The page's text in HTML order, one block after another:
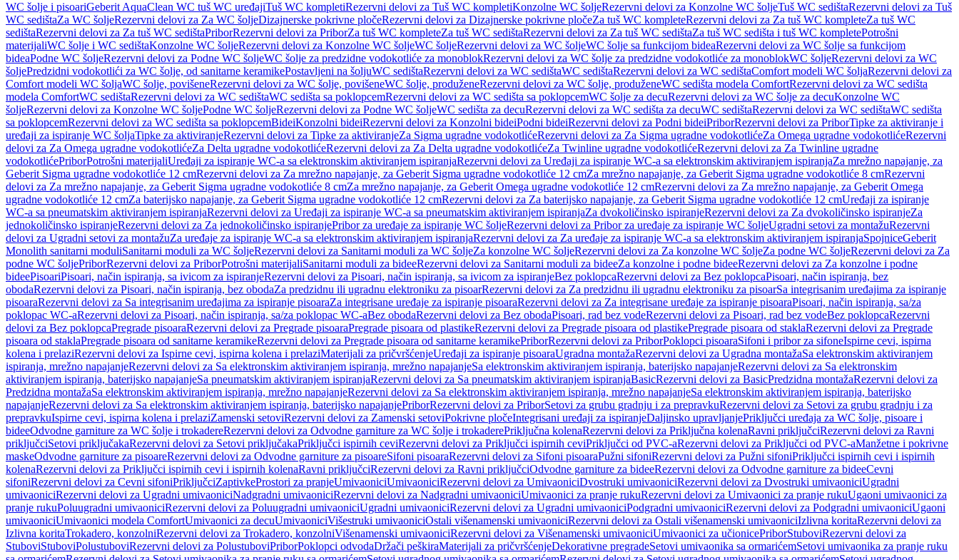
WC šolje i pisoariGeberit AquaClean WC tuš WC uređajiTuš WC kompletiRezervni delovi za Tuš WC kompletiKonzolne WC šoljeRezervni delovi za Konzolne WC šoljeTuš WC sedištaRezervni delovi za Tuš
WC sedištaZa WC šoljeRezervni delovi za Za WC šoljeDizajnerske pokrivne pločeRezervni delovi za Dizajnerske pokrivne pločeZa tuš WC kompleteRezervni delovi za Za tuš WC kompleteZa tuš WC
sedištaRezervni delovi za Za tuš WC sedištaPriborRezervni delovi za PriborZa tuš WC kompleteZa tuš WC sedištaRezervni delovi za Za tuš WC sedištaZa tuš WC sedišta i tuš WC kompletePotrošni
materijaliWC šolje i WC sedištaKonzolne WC šoljeRezervni delovi za Konzolne WC šoljeWC šoljeRezervni delovi za WC šoljeWC šolje sa funkcijom bideaRezervni delovi za WC šolje sa funkcijom
bideaPodne WC šoljeRezervni delovi za Podne WC šoljeWC šolje za predzidne vodokotliće za monoblokRezervni delovi za WC šolje za predzidne vodokotliće za monoblokWC šoljeRezervni delovi za WC
šoljePredzidni vodokotlići za WC šolje, od sanitarne keramikePostavljeni na šoljuWC sedištaRezervni delovi za WC sedištaWC sedištaRezervni delovi za WC sedištaComfort modeli WC šoljaRezervni delovi za
Comfort modeli WC šoljaWC šolje, povišeneRezervni delovi za WC šolje, povišeneWC šolje, produženeRezervni delovi za WC šolje, produženeWC sedišta modela ComfortRezervni delovi za WC sedišta
modela ComfortWC sedištaRezervni delovi za WC sedištaWC sedišta sa poklopcemRezervni delovi za WC sedišta sa poklopcemWC šolje za decuRezervni delovi za WC šolje za decuKonzolne WC
šoljeRezervni delovi za Konzolne WC šoljePodne WC šoljeRezervni delovi za Podne WC šoljeWC sedišta za decuRezervni delovi za WC sedišta za decuWC sedištaRezervni delovi za WC sedištaWC sedišta
sa poklopcemRezervni delovi za WC sedišta sa poklopcemBideiKonzolni bideiRezervni delovi za Konzolni bideiPodni bideiRezervni delovi za Podni bideiPriborRezervni delovi za PriborTipke za aktiviranje i
uređaji za ispiranje WC šoljaTipke za aktiviranjeRezervni delovi za Tipke za aktiviranjeZa Sigma ugradne vodokotlićeRezervni delovi za Za Sigma ugradne vodokotlićeZa Omega ugradne vodokotlićeRezervni
delovi za Za Omega ugradne vodokotlićeZa Delta ugradne vodokotlićeRezervni delovi za Za Delta ugradne vodokotlićeZa Twinline ugradne vodokotlićeRezervni delovi za Za Twinline ugradne
vodokotlićePriborPotrošni materijaliUređaji za ispiranje WC-a sa elektronskim aktiviranjem ispiranjaRezervni delovi za Uređaji za ispiranje WC-a sa elektronskim aktiviranjem ispiranjaZa mrežno napajanje, za
Geberit Sigma ugradne vodokotliće 12 cmRezervni delovi za Za mrežno napajanje, za Geberit Sigma ugradne vodokotliće 12 cmZa mrežno napajanje, za Geberit Sigma ugradne vodokotliće 8 cmRezervni
delovi za Za mrežno napajanje, za Geberit Sigma ugradne vodokotliće 8 cmZa mrežno napajanje, za Geberit Omega ugradne vodokotliće 12 cmRezervni delovi za Za mrežno napajanje, za Geberit Omega
ugradne vodokotliće 12 cmZa baterijsko napajanje, za Geberit Sigma ugradne vodokotliće 12 cmRezervni delovi za Za baterijsko napajanje, za Geberit Sigma ugradne vodokotliće 12 cmUređaji za ispiranje
WC-a sa pneumatskim aktiviranjem ispiranjaRezervni delovi za Uređaji za ispiranje WC-a sa pneumatskim aktiviranjem ispiranjaZa dvokoličinsko ispiranjeRezervni delovi za Za dvokoličinsko ispiranjeZa
jednokoličinsko ispiranjeRezervni delovi za Za jednokoličinsko ispiranjePribor za uređaje za ispiranje WC šoljeRezervni delovi za Pribor za uređaje za ispiranje WC šoljeUgradni setovi za montažuRezervni
delovi za Ugradni setovi za montažuZa uređaje za ispiranje WC-a sa elektronskim aktiviranjem ispiranjaRezervni delovi za Za uređaje za ispiranje WC-a sa elektronskim aktiviranjem ispiranjaSpojniceGeberit
Monolith sanitarni moduliSanitarni moduli za WC šoljeRezervni delovi za Sanitarni moduli za WC šoljeZa konzolne WC šoljeRezervni delovi za Za konzolne WC šoljeZa podne WC šoljeRezervni delovi za Za
podne WC šoljePriborRezervni delovi za PriborPotrošni materijaliSanitarni moduli za bideeRezervni delovi za Sanitarni moduli za bideeZa konzolne i podne bideeRezervni delovi za Za konzolne i podne
bideePisoariPisoari, način ispiranja, sa ivicom za ispiranjeRezervni delovi za Pisoari, način ispiranja, sa ivicom za ispiranjeBez poklopcaRezervni delovi za Bez poklopcaPisoari, način ispiranja, bez
obodaRezervni delovi za Pisoari, način ispiranja, bez obodaZa predzidnu ili ugradnu elektroniku za pisoarRezervni delovi za Za predzidnu ili ugradnu elektroniku za pisoarSa integrisanim uređajima za ispiranje
pisoaraRezervni delovi za Sa integrisanim uređajima za ispiranje pisoaraZa integrisane uređaje za ispiranje pisoaraRezervni delovi za Za integrisane uređaje za ispiranje pisoaraPisoari, način ispiranja, sa/za
poklopac WC-aRezervni delovi za Pisoari, način ispiranja, sa/za poklopac WC-aBez obodaRezervni delovi za Bez obodaPisoari, rad bez vodeRezervni delovi za Pisoari, rad bez vodeBez poklopcaRezervni
delovi za Bez poklopcaPregrade pisoaraRezervni delovi za Pregrade pisoaraPregrade pisoara od plastikeRezervni delovi za Pregrade pisoara od plastikePregrade pisoara od staklaRezervni delovi za Pregrade
pisoara od staklaPregrade pisoara od sanitarne keramikeRezervni delovi za Pregrade pisoara od sanitarne keramikePriborRezervni delovi za PriborPoklopci pisoaraSifoni i pribor za sifoneIspirne cevi, ispirna
kolena i prelaziRezervni delovi za Ispirne cevi, ispirna kolena i prelaziMaterijali za pričvršćenjeUređaji za ispiranje pisoaraUgradna montažaRezervni delovi za Ugradna montažaSa elektronskim aktiviranjem
ispiranja, mrežno napajanjeRezervni delovi za Sa elektronskim aktiviranjem ispiranja, mrežno napajanjeSa elektronskim aktiviranjem ispiranja, baterijsko napajanjeRezervni delovi za Sa elektronskim
aktiviranjem ispiranja, baterijsko napajanjeSa pneumatskim aktiviranjem ispiranjaRezervni delovi za Sa pneumatskim aktiviranjem ispiranjaBasicRezervni delovi za BasicPredzidna montažaRezervni delovi za
Predzidna montažaSa elektronskim aktiviranjem ispiranja, mrežno napajanjeRezervni delovi za Sa elektronskim aktiviranjem ispiranja, mrežno napajanjeSa elektronskim aktiviranjem ispiranja, baterijsko
napajanjeRezervni delovi za Sa elektronskim aktiviranjem ispiranja, baterijsko napajanjePriborRezervni delovi za PriborSetovi za grubu gradnju i za prepravkuRezervni delovi za Setovi za grubu gradnju i za
prepravkuIspirne cevi, ispirna kolena i prelaziZamenski setoviRezervni delovi za Zamenski setoviPokrivne pločeIntegrisani uređaji za ispiranjeDaljinsko upravljanjePriključci uređaja za WC šolje, pisoare i
bideeOdvodne garniture za WC šolje i trokadereRezervni delovi za Odvodne garniture za WC šolje i trokaderePriključna kolenaRezervni delovi za Priključna kolenaRavni priključciRezervni delovi za Ravni
priključciSetovi priključakaRezervni delovi za Setovi priključakaPriključci ispirnih ceviRezervni delovi za Priključci ispirnih ceviPriključci od PVC-aRezervni delovi za Priključci od PVC-aManžetne i pokrivne
maskeOdvodne garniture za pisoareRezervni delovi za Odvodne garniture za pisoareSifoni pisoaraRezervni delovi za Sifoni pisoaraPužni sifoniRezervni delovi za Pužni sifoniPriključci ispirnih cevi i ispirnih
kolenaRezervni delovi za Priključci ispirnih cevi i ispirnih kolenaRavni priključciRezervni delovi za Ravni priključciOdvodne garniture za bideeRezervni delovi za Odvodne garniture za bideeCevni
sifoniRezervni delovi za Cevni sifoniPriključciZaptivkeProstori za pranjeUmivaoniciUmivaoniciRezervni delovi za UmivaoniciDvostruki umivaoniciRezervni delovi za Dvostruki umivaoniciUgradni
umivaoniciRezervni delovi za Ugradni umivaoniciNadgradni umivaoniciRezervni delovi za Nadgradni umivaoniciUmivaonici za pranje rukuRezervni delovi za Umivaonici za pranje rukuUgaoni umivaonici za
pranje rukuPoluugradni umivaoniciRezervni delovi za Poluugradni umivaoniciUgradni umivaoniciRezervni delovi za Ugradni umivaoniciPodgradni umivaoniciRezervni delovi za Podgradni umivaoniciUgaoni
umivaoniciUmivaonici modela ComfortUmivaonici za decuUmivaoniciVišestruki umivaoniciOstali višenamenski umivaoniciRezervni delovi za Ostali višenamenski umivaoniciIzlivna koritaRezervni delovi za
Izlivna koritaTrokadero, konzolniRezervni delovi za Trokadero, konzolniVišenamenski umivaoniciRezervni delovi za Višenamenski umivaoniciUmivaonici za učionicePriborStuboviRezervni delovi za
StuboviStuboviPolustuboviRezervni delovi za PolustuboviPriborPoklopci odvodaDržači peškiraMaterijali za pričvršćenjeDekorativne pregradeSetovi umivaonika sa ormarićemSetovi umivaonika za pranje ruku